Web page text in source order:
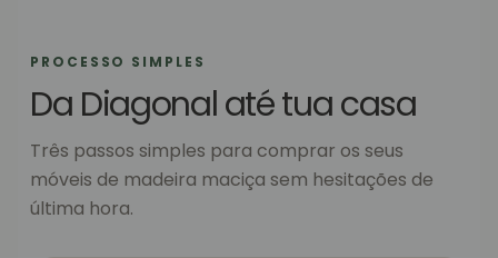
PROCESSO SIMPLES
Da Diagonal até tua casa
Três passos simples para comprar os seus
móveis de madeira maciça sem hesitações de
última hora.